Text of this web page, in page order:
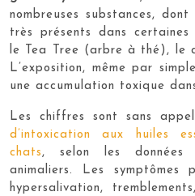
nombreuses substances, dont
très présents dans certaines
le Tea Tree (arbre à thé), le
L’exposition, même par
une accumulation toxique
Les chiffres sont sans
d’intoxication aux huiles
chats, selon les données
animaliers. Les symptômes
hypersalivation,